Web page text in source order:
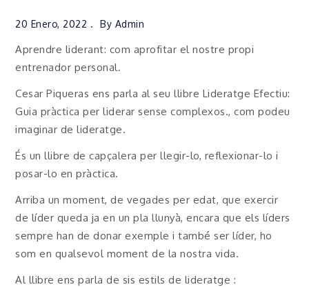
20 Enero, 2022 By Admin
Aprendre liderant: com aprofitar el nostre propi
entrenador personal.
Cesar Piqueras ens parla al seu llibre Lideratge Efectiu:
Guia pràctica per liderar sense complexos., com podeu
imaginar de lideratge.
És un llibre de capçalera per llegir-lo, reflexionar-lo i
posar-lo en pràctica.
Arriba un moment, de vegades per edat, que exercir
de líder queda ja en un pla llunyà, encara que els líders
sempre han de donar exemple i també ser líder, ho
som en qualsevol moment de la nostra vida.
Al llibre ens parla de sis estils de lideratge :